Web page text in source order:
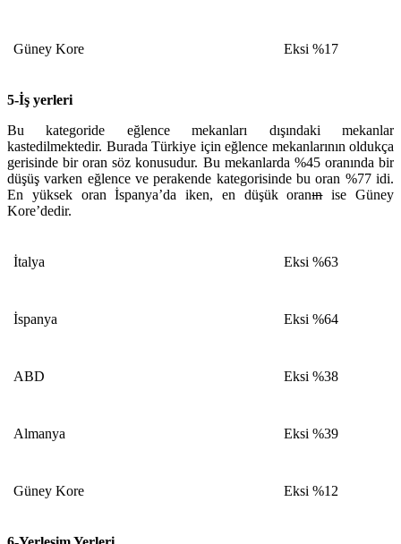
Güney Kore Eksi %17
5-İş yerleri
Bu kategoride eğlence mekanları dışındaki mekanlar
kastedilmektedir. Burada Türkiye için eğlence mekanlarının oldukça
gerisinde bir oran söz konusudur. Bu mekanlarda %45 oranında bir
düşüş varken eğlence ve perakende kategorisinde bu oran %77 idi.
En yüksek oran İspanya’da iken, en düşük oranınise Güney
Kore’dedir.
İtalya Eksi %63
İspanya Eksi %64
ABD Eksi %38
Almanya Eksi %39
Güney Kore Eksi %12